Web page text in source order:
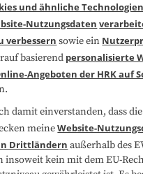
uns
und ähnliche Technologien
Nutzungsdaten
verbessern sowie ein
basierend personalisierte
Angeboten der HRK auf
damit einverstanden, dass
meineWebsite-
Drittländern außerhalb des
insoweit kein mit dem EU-